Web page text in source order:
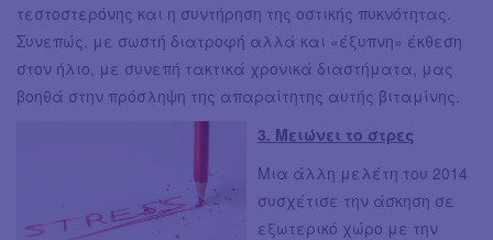
τεστοστερόνης και η συντήρηση της οστικής πυκνότητας.
Συνεπώς, με σωστή διατροφή αλλά και «έξυπνη» έκθεση
στον ήλιο, με συνεπή τακτικά χρονικά διαστήματα, μας
βοηθά στην πρόσληψη της απαραίτητης αυτής βιταμίνης.
3. Μειώνει το στρες
Μια άλλη μελέτη του 2014
συσχέτισε την άσκηση σε
εξωτερικό χώρο με την